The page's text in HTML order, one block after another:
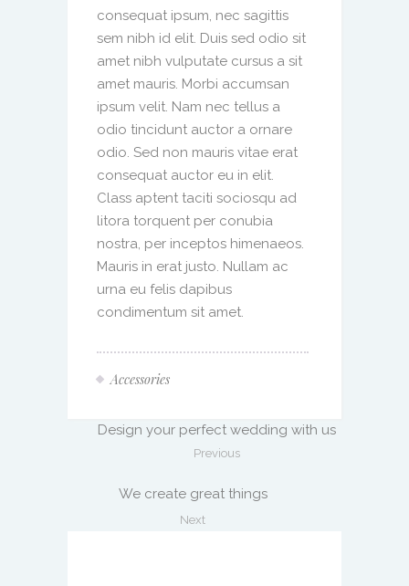
consequat ipsum, nec sagittis
sem nibh id elit. Duis sed odio sit
amet nibh vulputate cursus a sit
amet mauris. Morbi accumsan
ipsum velit. Nam nec tellus a
odio tincidunt auctor a ornare
odio. Sed non mauris vitae erat
consequat auctor eu in elit.
Class aptent taciti sociosqu ad
litora torquent per conubia
nostra, per inceptos himenaeos.
Mauris in erat justo. Nullam ac
urna eu felis dapibus
condimentum sit amet.
Accessories
Design your perfect wedding with us
Previous
We create great things
Next